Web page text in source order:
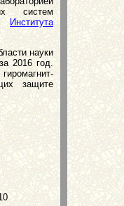
систем
Института
науки
2016 год.
защите